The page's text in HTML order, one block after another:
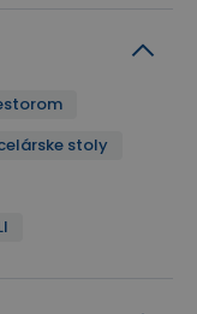
oboch
stoly